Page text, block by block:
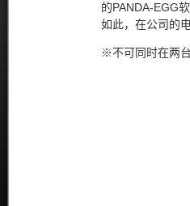
的PANDA-EGG
如此，在公司的
※不可同时在两